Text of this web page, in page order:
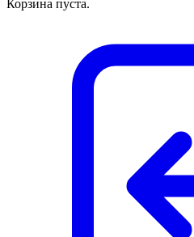
Корзина пуста.